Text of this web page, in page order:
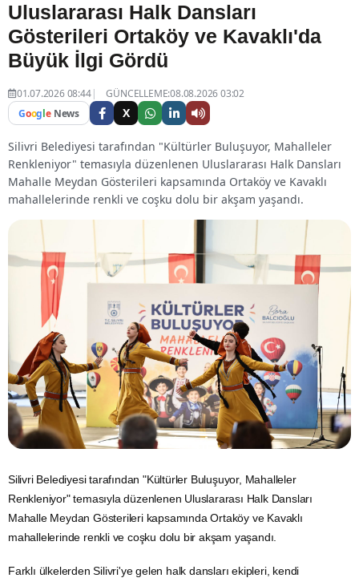
Uluslararası Halk Dansları
Gösterileri Ortaköy ve Kavaklı'da
Büyük İlgi Gördü
01.07.2026 08:44
GÜNCELLEME:08.08.2026 03:02
Google News X
Silivri Belediyesi tarafından "Kültürler Buluşuyor, Mahalleler
Renkleniyor" temasıyla düzenlenen Uluslararası Halk Dansları
Mahalle Meydan Gösterileri kapsamında Ortaköy ve Kavaklı
mahallelerinde renkli ve coşku dolu bir akşam yaşandı.
Silivri Belediyesi tarafından "Kültürler Buluşuyor, Mahalleler
Renkleniyor" temasıyla düzenlenen Uluslararası Halk Dansları
Mahalle Meydan Gösterileri kapsamında Ortaköy ve Kavaklı
mahallelerinde renkli ve coşku dolu bir akşam yaşandı.
Farklı ülkelerden Silivri'ye gelen halk dansları ekipleri, kendi